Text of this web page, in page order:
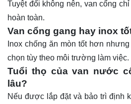
Tuyệt đối không nên, van cổng
hoàn toàn.
Van cổng gang hay inox
Inox chống ăn mòn tốt hơn
chọn tùy theo môi trường làm việc.
Tuổi thọ của van nước
lâu?
Nếu được lắp đặt và bảo trì định